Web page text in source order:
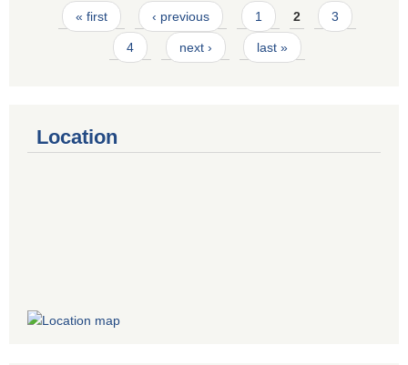
Pages
« first ‹ previous 1 2 3
4 next › last »
Location